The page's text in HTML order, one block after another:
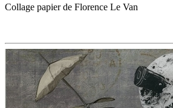
Collage papier de Florence Le Van